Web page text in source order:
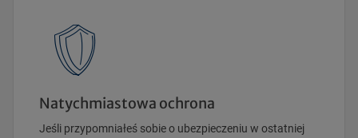
Natychmiastowa ochrona
Jeśli przypomniałeś sobie o ubezpieczeniu w ostatniej